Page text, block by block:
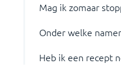
Mag ik zomaar
Onder welke
Heb ik een recept